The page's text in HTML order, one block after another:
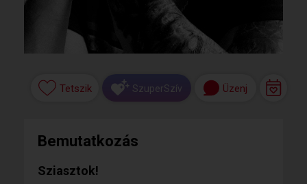
Tetszik SzuperSzív Üzenj
Bemutatkozás
Sziasztok!